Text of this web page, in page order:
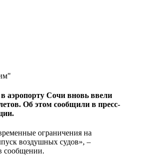
аэропорту Сочи вновь ввели
Об этом сообщили в пресс-
ограничения на
воздушных судов», –
сообщении.